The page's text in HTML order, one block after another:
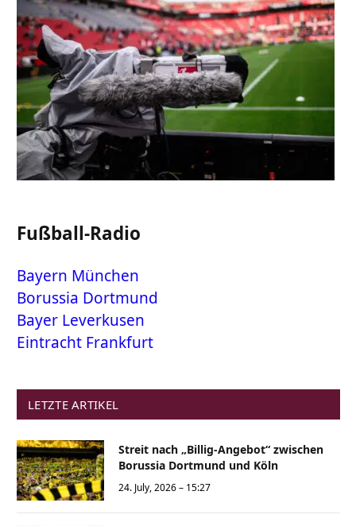
Fußball-Radio
Bayern München
Borussia Dortmund
Bayer Leverkusen
Eintracht Frankfurt
LETZTE ARTIKEL
Streit nach „Billig-Angebot“ zwischen
Borussia Dortmund und Köln
24. July, 2026 – 15:27